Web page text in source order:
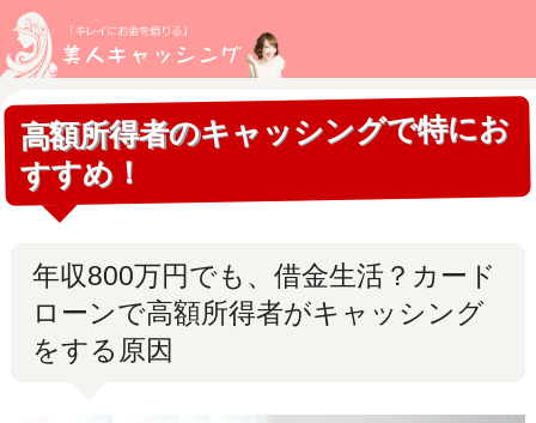
高額所得者のキャッシングで特にお
すすめ！
年収800万円でも、借金生活？カード
ローンで高額所得者がキャッシング
をする原因